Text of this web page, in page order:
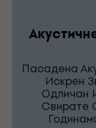
Пасадена
Искрен
Одличан
Свирате